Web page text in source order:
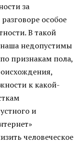
за
особое
В такой
недопустимы
признакам пола,
к какой-
и
человеческое